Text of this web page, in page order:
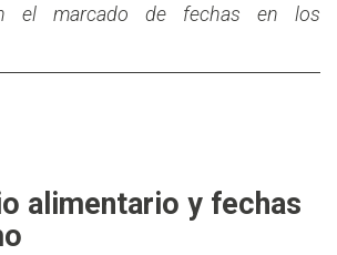
el marcado de fechas en los
alimentario y fechas